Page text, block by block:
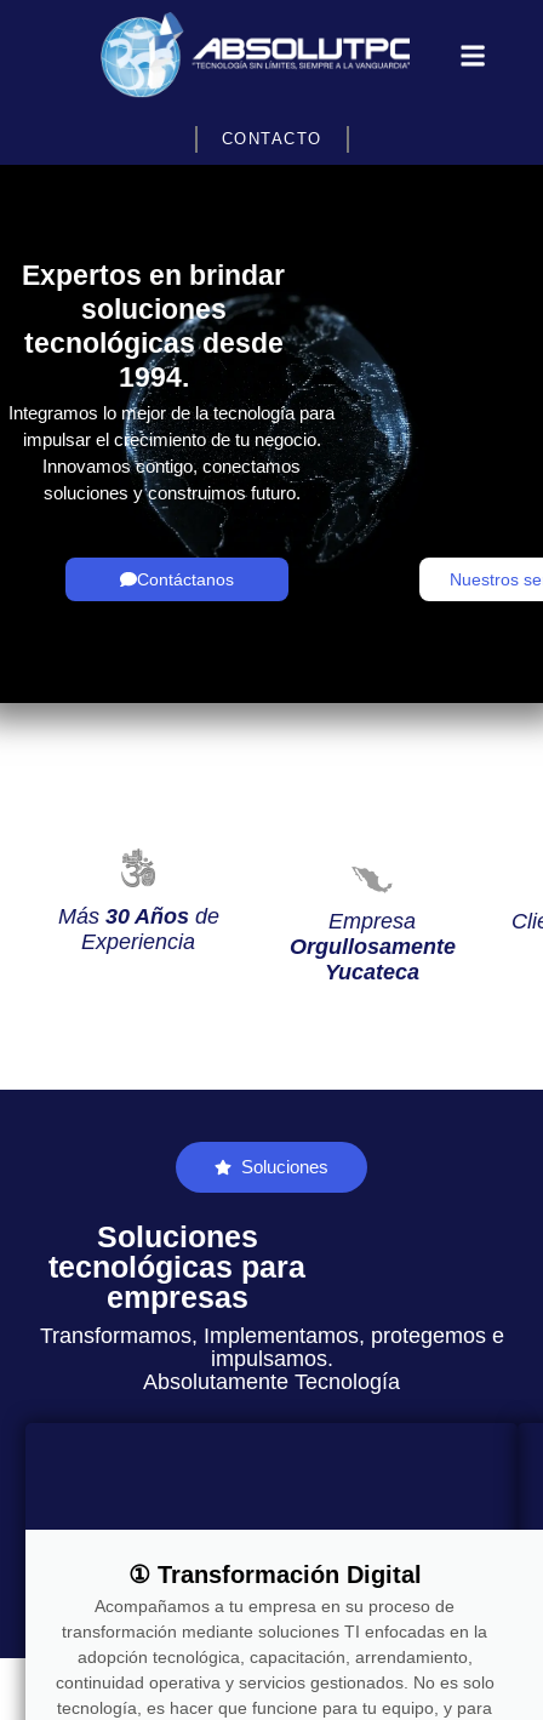
CONTACTO
Expertos en brindar
soluciones
tecnológicas desde
1994.
Integramos lo mejor de la tecnología para
impulsar el crecimiento de tu negocio.
Innovamos contigo, conectamos
soluciones y construimos futuro.
Contáctanos Nuestros
Más 30 Añosde
Experiencia
Empresa
Orgullosamente
Yucateca
Soluciones
Soluciones
tecnológicas para
empresas
Transformamos, Implementamos, protegemos e
impulsamos.
Absolutamente Tecnología
① Transformación Digital
Acompañamos a tu empresa en su proceso de
transformación mediante soluciones TI enfocadas en la
adopción tecnológica, capacitación, arrendamiento,
continuidad operativa y servicios gestionados. No es solo
tecnología, es hacer que funcione para tu equipo, y para